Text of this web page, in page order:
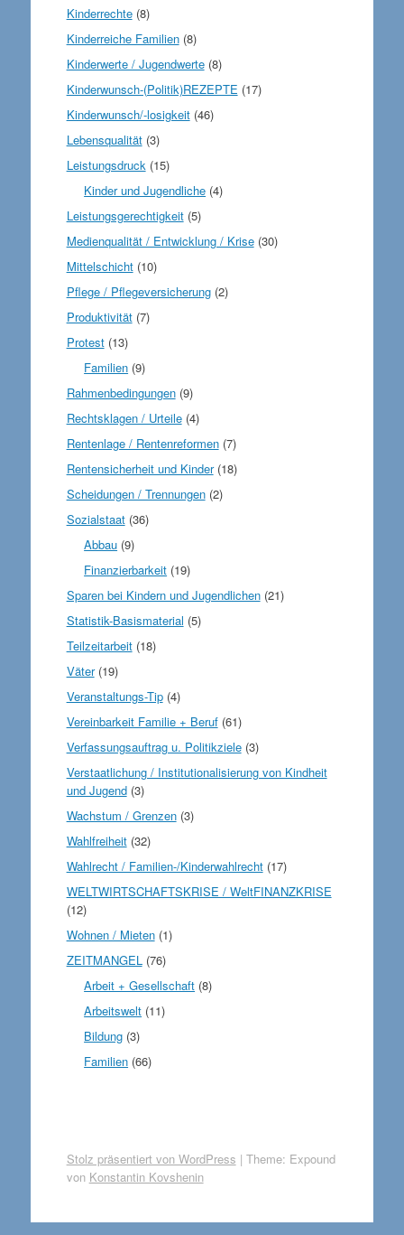
Kinderrechte(8)
Kinderreiche Familien(8)
Kinderwerte / Jugendwerte(8)
Kinderwunsch-(Politik)REZEPTE (17)
Kinderwunsch/-losigkeit(46)
Lebensqualität(3)
Leistungsdruck (15)
Kinder und Jugendliche (4)
Leistungsgerechtigkeit(5)
Medienqualität / Entwicklung / Krise(30)
Mittelschicht(10)
Pflege / Pflegeversicherung(2)
Produktivität(7)
Protest(13)
Familien (9)
Rahmenbedingungen(9)
Rechtsklagen / Urteile(4)
Rentenlage / Rentenreformen(7)
Rentensicherheit und Kinder(18)
Scheidungen / Trennungen(2)
Sozialstaat(36)
Abbau (9)
Finanzierbarkeit (19)
Sparen bei Kindern und Jugendlichen(21)
Statistik-Basismaterial (5)
Teilzeitarbeit(18)
Väter(19)
Veranstaltungs-Tip(4)
Vereinbarkeit Familie + Beruf(61)
Verfassungsauftrag u. Politikziele(3)
Verstaatlichung / Institutionalisierung von Kindheit
und Jugend(3)
Wachstum / Grenzen(3)
Wahlfreiheit(32)
Wahlrecht / Familien-/Kinderwahlrecht(17)
WELTWIRTSCHAFTSKRISE / WeltFINANZKRISE
(12)
Wohnen / Mieten(1)
ZEITMANGEL (76)
Arbeit + Gesellschaft (8)
Arbeitswelt (11)
Bildung (3)
Familien (66)
Stolz präsentiert von WordPress | Theme: Expound
von Konstantin Kovshenin